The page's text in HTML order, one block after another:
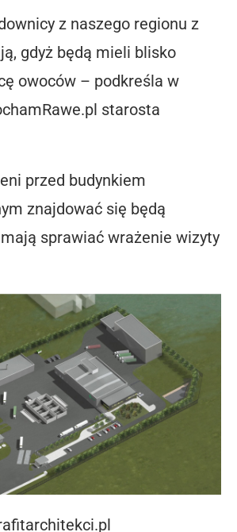
z naszego regionu z
gdyż będą mieli blisko
owoców – podkreśla w
starosta
przed budynkiem
znajdować się będą
sprawiać wrażenie wizyty